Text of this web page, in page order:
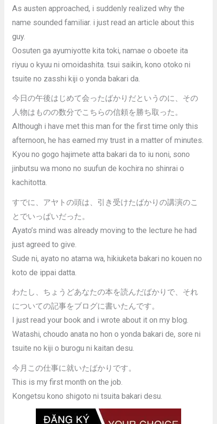
As austen approached, i suddenly realized why the
name sounded familiar. i just read an article about this
guy.
Oosuten ga ayumiyotte kita toki, namae o oboete ita
riyuu o kyuu ni omoidashita. tsui saikin, kono otoko ni
tsuite no zasshi kiji o yonda bakari da.
今日の午後はじめて会ったばかりだというのに、その
人物はものの数分でこちらの信頼を勝ち取った。
Although i have met this man for the first time only this
afternoon, he has earned my trust in a matter of minutes.
Kyou no gogo hajimete atta bakari da to iu noni, sono
jinbutsu wa mono no suufun de kochira no shinrai o
kachitotta.
すでに、アヤトの頭は、引き受けたばかりの講演のこ
とでいっぱいだった。
Ayato’s mind was already moving to the lecture he had
just agreed to give.
Sude ni, ayato no atama wa, hikiuketa bakari no kouen no
koto de ippai datta.
わたし、ちょうどあなたの本を読んだばかりで、それ
についての記事をブログに書いたんです。
I just read your book and i wrote about it on my blog.
Watashi, choudo anata no hon o yonda bakari de, sore ni
tsuite no kiji o burogu ni kaitan desu.
今月この仕事に就いたばかりです。
This is my first month on the job.
Kongetsu kono shigoto ni tsuita bakari desu.